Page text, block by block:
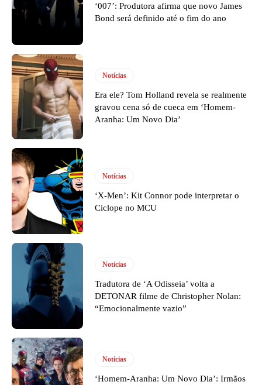
‘007’: Produtora afirma que novo James
Bond será definido até o fim do ano
Notícias
Era ele? Tom Holland revela se realmente
gravou cena só de cueca em ‘Homem-
Aranha: Um Novo Dia’
Notícias
‘X-Men’: Kit Connor pode interpretar o
Ciclope no MCU
Notícias
Tradutora de ‘A Odisseia’ volta a
DETONAR filme de Christopher Nolan:
“Emocionalmente vazio”
Notícias
‘Homem-Aranha: Um Novo Dia’: Irmãos